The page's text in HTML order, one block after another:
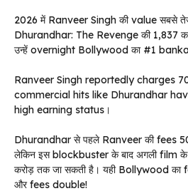
2026 में Ranveer Singh की value सबसे
Dhurandhar: The Revenge की ₹1,837
उन्हें overnight Bollywood का #1
Ranveer Singh reportedly charges
commercial hits like Dhurandhar
high earning status।
Dhurandhar से पहले Ranveer की fees
लेकिन इस blockbuster के बाद अगली film के
करोड़ तक जा सकती है। यही Bollywood
और fees double!